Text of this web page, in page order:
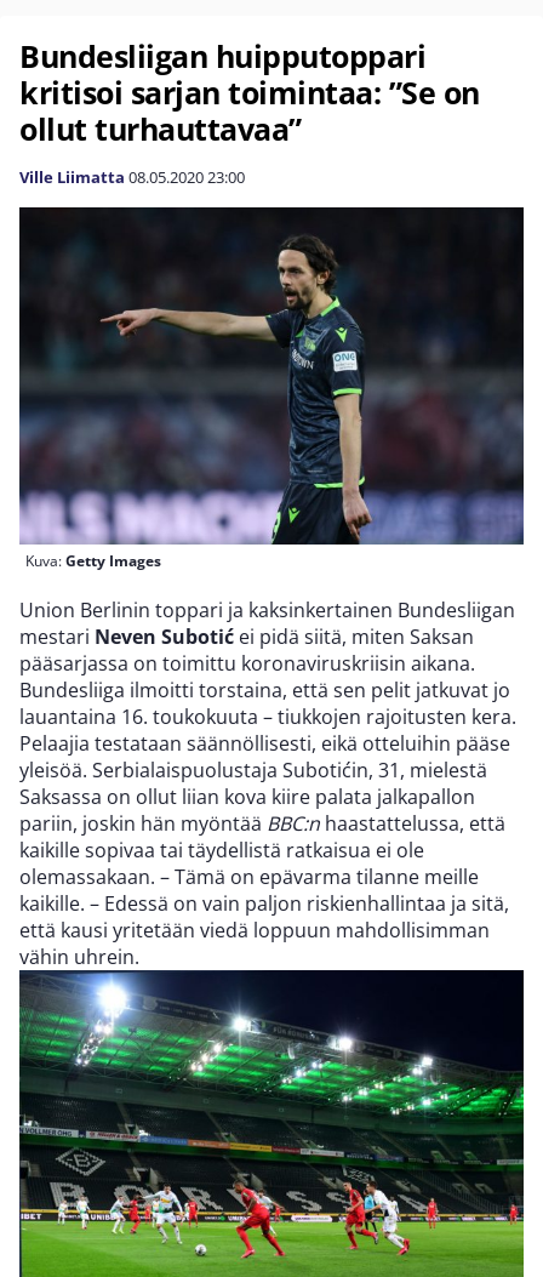
Bundesliigan huipputoppari
kritisoi sarjan toimintaa: ”Se on
ollut turhauttavaa”
Ville Liimatta 08.05.202023:00
Kuva:Getty Images
Union Berlinin toppari ja kaksinkertainen Bundesliigan
mestari Neven Subotić ei pidä siitä, miten Saksan
pääsarjassa on toimittu koronaviruskriisin aikana.
Bundesliiga ilmoitti torstaina, että sen pelit jatkuvat jo
lauantaina 16. toukokuuta – tiukkojen rajoitusten kera.
Pelaajia testataan säännöllisesti, eikä otteluihin pääse
yleisöä. Serbialaispuolustaja Subotićin, 31, mielestä
Saksassa on ollut liian kova kiire palata jalkapallon
pariin, joskin hän myöntää BBC:n haastattelussa, että
kaikille sopivaa tai täydellistä ratkaisua ei ole
olemassakaan. – Tämä on epävarma tilanne meille
kaikille. – Edessä on vain paljon riskienhallintaa ja sitä,
että kausi yritetään viedä loppuun mahdollisimman
vähin uhrein.